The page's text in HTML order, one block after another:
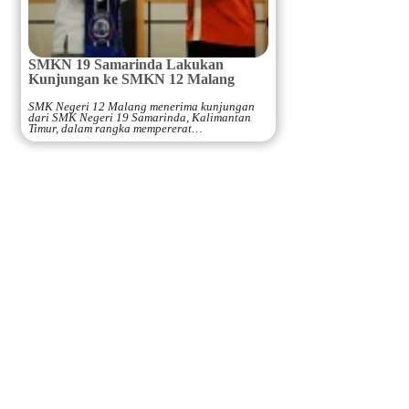
SMKN 19 Samarinda Lakukan
Kunjungan ke SMKN 12 Malang
SMK Negeri 12 Malang menerima kunjungan
dari SMK Negeri 19 Samarinda, Kalimantan
Timur, dalam rangka mempererat…